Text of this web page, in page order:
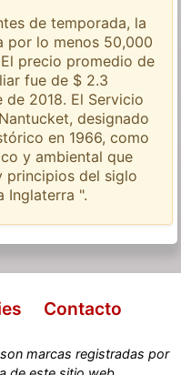
de temporada, la
por lo menos 50,000
precio promedio de
fue de $ 2.3
2018. El Servicio
designado
en 1966, como
y ambiental que
principios del siglo
Inglaterra ".
Contacto
marcas registradas por